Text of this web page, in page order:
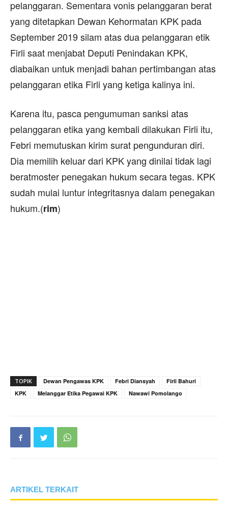
pelanggaran. Sementara vonis pelanggaran berat
yang ditetapkan Dewan Kehormatan KPK pada
September 2019 silam atas dua pelanggaran etik
Firli saat menjabat Deputi Penindakan KPK,
diabaikan untuk menjadi bahan pertimbangan atas
pelanggaran etika Firli yang ketiga kalinya ini.
Karena itu, pasca pengumuman sanksi atas
pelanggaran etika yang kembali dilakukan Firli itu,
Febri memutuskan kirim surat pengunduran diri.
Dia memilih keluar dari KPK yang dinilai tidak lagi
beratmoster penegakan hukum secara tegas. KPK
sudah mulai luntur integritasnya dalam penegakan
hukum.(rim)
TOPIK Dewan Pengawas KPK Febri Diansyah
Firli Bahuri
KPK
Melanggar Etika Pegawai KPK Nawawi Pomolango
ARTIKEL TERKAIT